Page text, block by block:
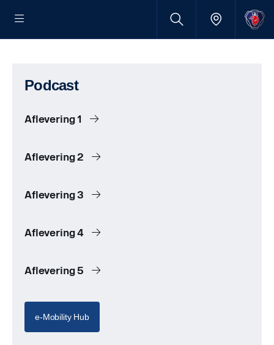
Podcast
Aflevering 1
Aflevering 2
Aflevering 3
Aflevering 4
Aflevering 5
e-Mobility Hub